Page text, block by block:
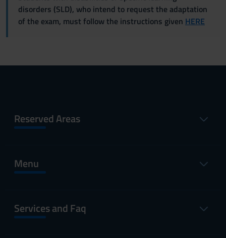
disorders (SLD), who intend to request the adaptation
of the exam, must follow the instructions given HERE
Reserved Areas
Menu
Services and Faq